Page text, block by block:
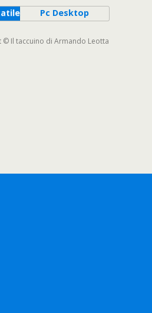
Pc Desktop
© Il taccuino di Armando Leotta